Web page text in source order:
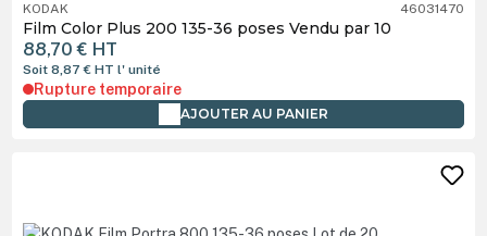
KODAK 46031470
Film Color Plus 200 135-36 poses Vendu par 10
88,70 € HT
Soit 8,87 €HTl' unité
Rupture temporaire
AJOUTER AU PANIER